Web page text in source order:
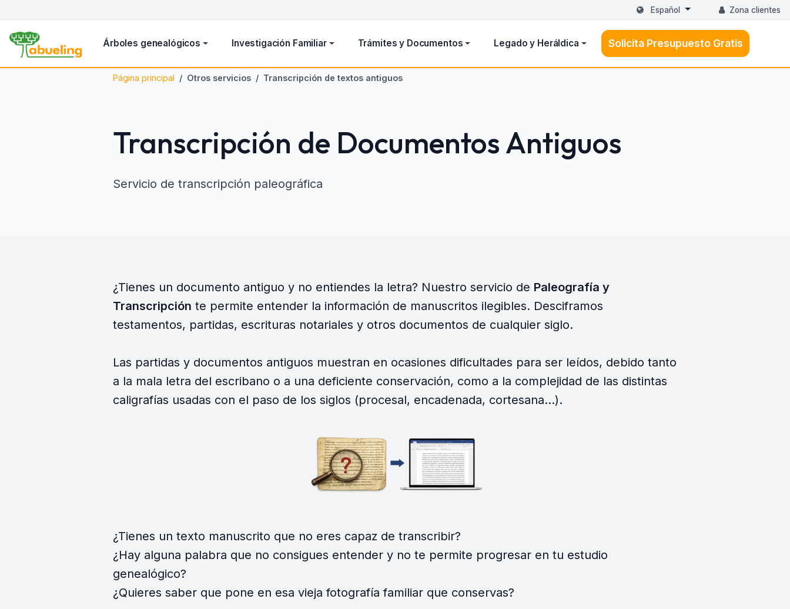
Español Zona clientes
Árboles genealógicos Investigación Familiar Trámites y Documentos Legado y Heráldica Solicita Presupuesto Gratis
Página principal Otros servicios Transcripción de textos antiguos
Transcripción de Documentos Antiguos
Servicio de transcripción paleográfica
¿Tienes un documento antiguo y no entiendes la letra? Nuestro servicio de Paleografía y
Transcripción te permite entender la información de manuscritos ilegibles. Desciframos
testamentos, partidas, escrituras notariales y otros documentos de cualquier siglo.
Las partidas y documentos antiguos muestran en ocasiones dificultades para ser leídos, debido tanto
a la mala letra del escribano o a una deficiente conservación, como a la complejidad de las distintas
caligrafías usadas con el paso de los siglos (procesal, encadenada, cortesana...).
¿Tienes un texto manuscrito que no eres capaz de transcribir?
¿Hay alguna palabra que no consigues entender y no te permite progresar en tu estudio
genealógico?
¿Quieres saber que pone en esa vieja fotografía familiar que conservas?